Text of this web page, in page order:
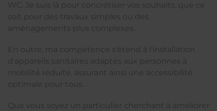
WC. Je suis là pour concrétiser vos souhaits, que ce
soit pour des travaux simples ou des
aménagements plus complexes.
En outre, ma compétence s'étend à l'installation
d'appareils sanitaires adaptés aux personnes à
mobilité réduite, assurant ainsi une accessibilité
optimale pour tous.
Que vous soyez un particulier cherchant à améliorer